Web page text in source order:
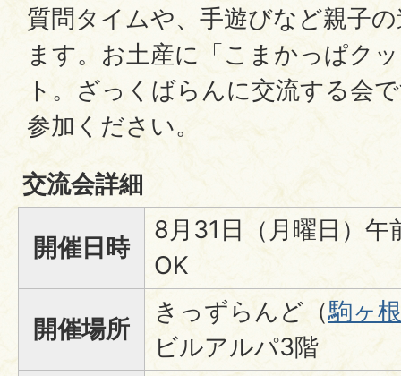
質問タイムや、手遊びなど親子
ます。お土産に「こまかっぱク
ト。ざっくばらんに交流する会
参加ください。
交流会詳細
開催日時
8月31日（月曜日）午
OK
開催場所
きっずらんど（駒ヶ
ビルアルパ3階